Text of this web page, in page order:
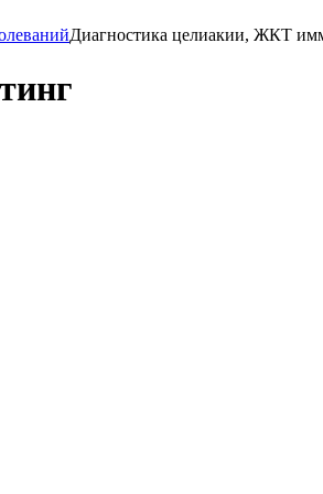
Диагностика целиакии, ЖКТ